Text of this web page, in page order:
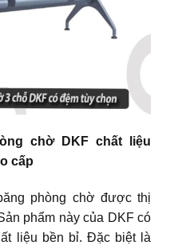
chờ DKF chất liệu
cấp
phòng chờ được thị
phẩm này của DKF có
liệu bền bỉ. Đặc biệt là